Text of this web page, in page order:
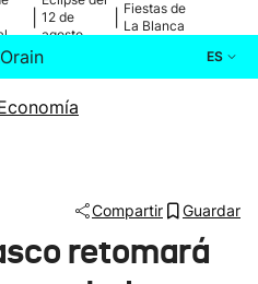
12 de
agosto
Fiestas de
La Blanca
ES
Compartir Guardar
retomará